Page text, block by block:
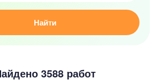
Найти
3588 работ